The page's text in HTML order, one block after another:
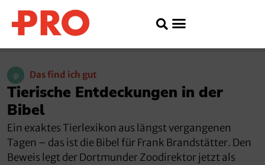
Das find ich gut
Tierische Entdeckungen in der
Bibel
Ein exaktes Tierlexikon aus längst vergangenen
Tagen – das ist die Bibel für Frank Brandstätter. Den
Beweis legt der Dortmunder Zoodirektor jetzt als